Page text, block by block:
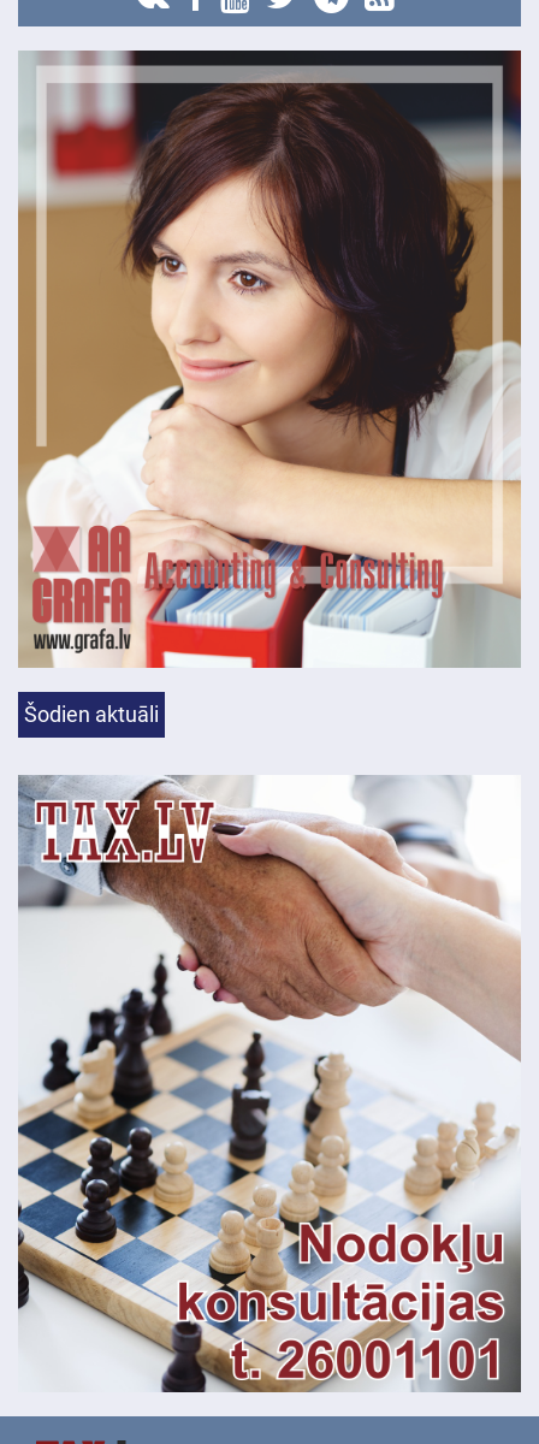
Šodien aktuāli